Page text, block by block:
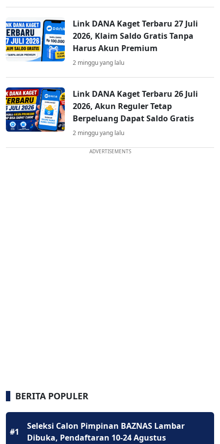
Link DANA Kaget Terbaru 27 Juli
2026, Klaim Saldo Gratis Tanpa
Harus Akun Premium
2 minggu yang lalu
Link DANA Kaget Terbaru 26 Juli
2026, Akun Reguler Tetap
Berpeluang Dapat Saldo Gratis
2 minggu yang lalu
ADVERTISEMENTS
BERITA POPULER
#1
Seleksi Calon Pimpinan BAZNAS Lambar
Dibuka, Pendaftaran 10-24 Agustus